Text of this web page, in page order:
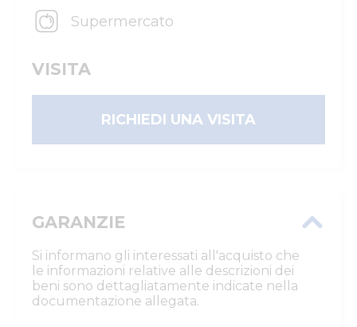
Supermercato
VISITA
RICHIEDI UNA VISITA
GARANZIE
Si informano gli interessati all'acquisto che
le informazioni relative alle descrizioni dei
beni sono dettagliatamente indicate nella
documentazione allegata.